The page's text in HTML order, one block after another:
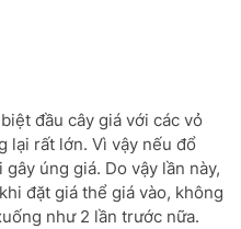
đầu cây giá với các vỏ
lại rất lớn. Vì vậy nếu đổ
úng giá. Do vậy lần này,
đặt giá thể giá vào, không
như 2 lần trước nữa.